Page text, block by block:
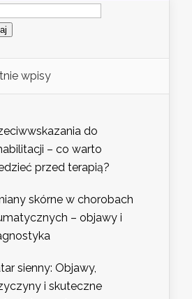
wpisy
do
– co warto
przed terapią?
skórne w chorobach
– objawy i
sienny: Objawy,
i skuteczne